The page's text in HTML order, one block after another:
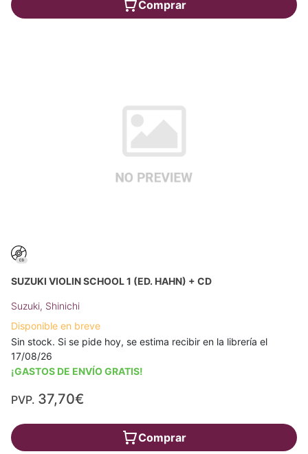
Comprar
SUZUKI VIOLIN SCHOOL 1 (ED. HAHN) + CD
Suzuki, Shinichi
Disponible en breve
Sin stock. Si se pide hoy, se estima recibir en la librería el
17/08/26
¡GASTOS DE ENVÍO GRATIS!
PVP. 37,70€
Comprar